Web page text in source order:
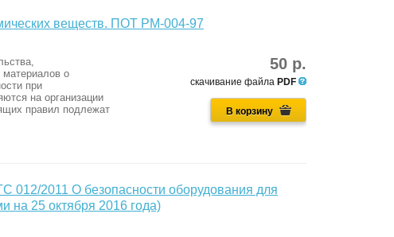
веществ. ПОТ РМ-004-97
50 р.
скачивание файла PDF
В корзину
материалов о
при
на организации
правил подлежат
012/2011 О безопасности оборудования для
на 25 октября 2016 года)